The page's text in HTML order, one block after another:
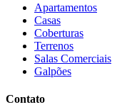
Apartamentos
Casas
Coberturas
Terrenos
Salas Comerciais
Galpões
Contato